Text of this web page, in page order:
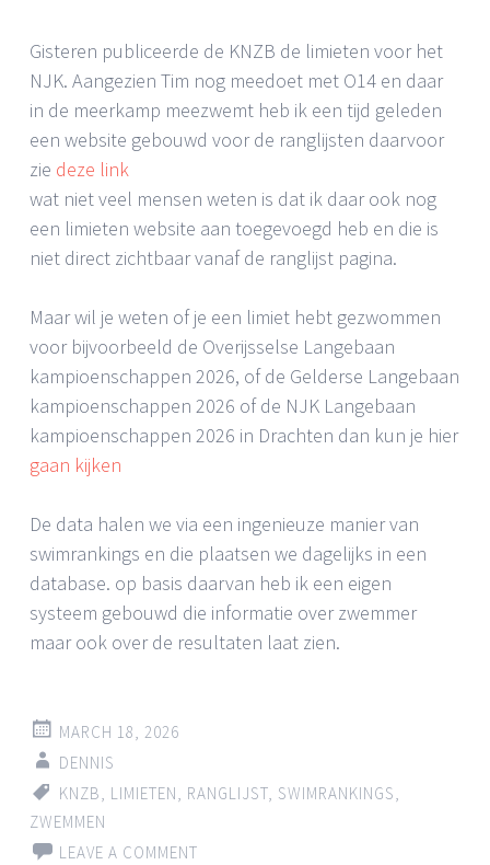
Gisteren publiceerde de KNZB de limieten voor het
NJK. Aangezien Tim nog meedoet met O14 en daar
in de meerkamp meezwemt heb ik een tijd geleden
een website gebouwd voor de ranglijsten daarvoor
zie deze link
wat niet veel mensen weten is dat ik daar ook nog
een limieten website aan toegevoegd heb en die is
niet direct zichtbaar vanaf de ranglijst pagina.
Maar wil je weten of je een limiet hebt gezwommen
voor bijvoorbeeld de Overijsselse Langebaan
kampioenschappen 2026, of de Gelderse Langebaan
kampioenschappen 2026 of de NJK Langebaan
kampioenschappen 2026 in Drachten dan kun je hier
gaan kijken
De data halen we via een ingenieuze manier van
swimrankings en die plaatsen we dagelijks in een
database. op basis daarvan heb ik een eigen
systeem gebouwd die informatie over zwemmer
maar ook over de resultaten laat zien.
MARCH 18, 2026
DENNIS
KNZB
LIMIETEN RANGLIJST SWIMRANKINGS
ZWEMMEN
LEAVE A COMMENT